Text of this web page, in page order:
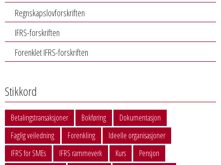
Regnskapslovforskriften
IFRS-forskriften
Forenklet IFRS-forskriften
Stikkord
Betalingstransaksjoner Bokføring
Dokumentasjon
Faglig veiledning
Forenkling
Ideelle organisasjoner
IFRS for SMEs
IFRS rammeverk Kurs
Pensjon